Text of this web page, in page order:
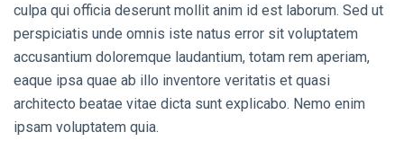
culpa qui officia deserunt mollit anim id est laborum. Sed ut
perspiciatis unde omnis iste natus error sit voluptatem
accusantium doloremque laudantium, totam rem aperiam,
eaque ipsa quae ab illo inventore veritatis et quasi
architecto beatae vitae dicta sunt explicabo. Nemo enim
ipsam voluptatem quia.